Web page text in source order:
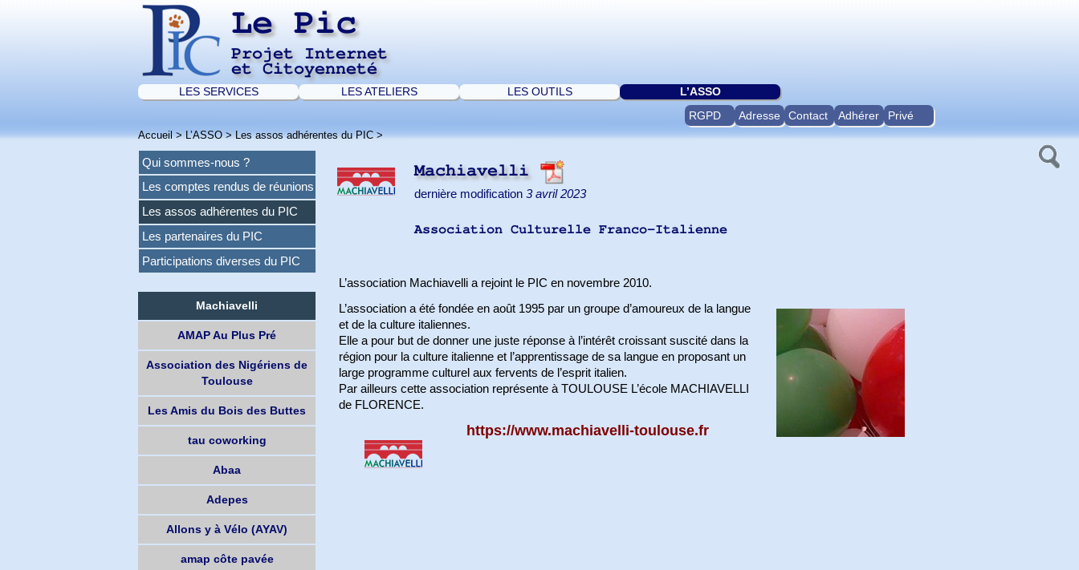
Le Pic
Projet Internet
et Citoyenneté
LES SERVICES LES ATELIERS LES OUTILS
L’ASSO
RGPD
Adresse Contact Adhérer Privé
Accueil>L’ASSO>Les assos adhérentes du PIC>
Qui sommes-nous ?
Les comptes rendus de réunions
Les assos adhérentes du PIC
Les partenaires du PIC
Participations diverses du PIC
Machiavelli
AMAP Au Plus Pré
Association des Nigériens de
Toulouse
Les Amis du Bois des Buttes
tau coworking
Abaa
Adepes
Allons y à Vélo (AYAV)
amap côte pavée
Machiavelli
dernière modification 3 avril 2023
Association Culturelle Franco-Italienne
L’association Machiavelli a rejoint le PIC en novembre 2010.
L’association a été fondée en août 1995 par un groupe d’amoureux de la langue
et de la culture italiennes.
Elle a pour but de donner une juste réponse à l’intérêt croissant suscité dans la
région pour la culture italienne et l’apprentissage de sa langue en proposant un
large programme culturel aux fervents de l’esprit italien.
Par ailleurs cette association représente à TOULOUSE L’école MACHIAVELLI
de FLORENCE.
https://www.machiavelli-toulouse.fr